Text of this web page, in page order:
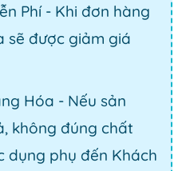
Phí - Khi đơn hàng
sẽ được giảm giá
Hóa - Nếu sản
không đúng chất
dụng phụ đến Khách